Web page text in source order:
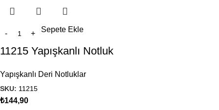
Sepete Ekle
11215 Yapışkanlı Notluk
Yapışkanlı Deri Notluklar
SKU: 11215
₺144,90